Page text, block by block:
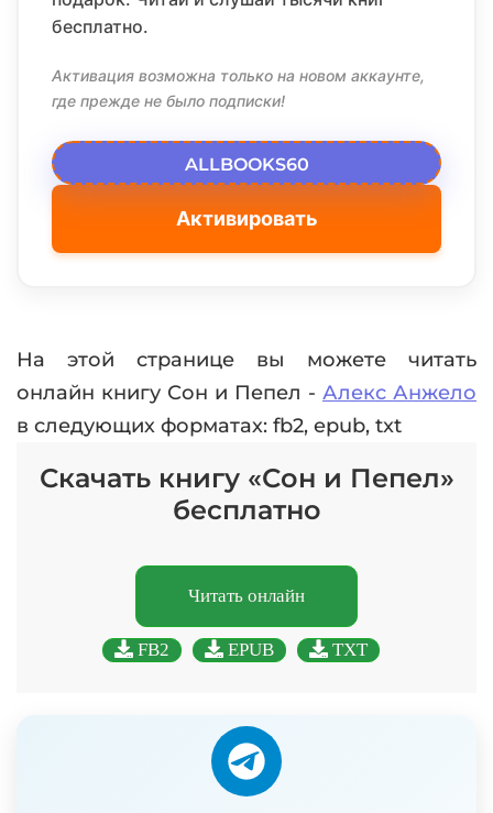
бесплатно.
Активация возможна только на новом аккаунте,
где прежде не было подписки!
ALLBOOKS60
Активировать
На этой странице вы можете читать
онлайн книгу Сон и Пепел - Алекс Анжело
в следующих форматах: fb2, epub, txt
Скачать книгу «Сон и Пепел»
бесплатно
Читать онлайн
FB2 EPUB TXT